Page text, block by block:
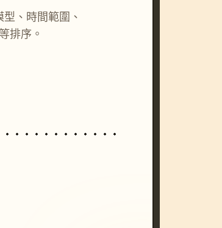
、時間範圍、
排序。